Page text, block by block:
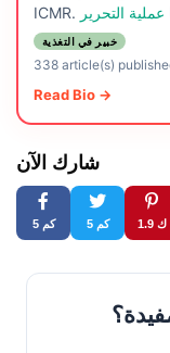
ICMR.
خبير في التغذية
338 article(s)
Read Bio →
شارك الآن
5 كم 5 كم 1.9 ك